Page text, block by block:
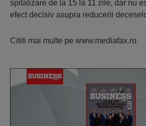
spitalizare de la 15 la 11 zile, dar nu
efect decisiv asupra reducerii
Cititi mai multe pe www.mediafax.ro